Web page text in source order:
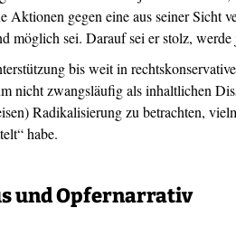
gegen eine aus seiner Sicht
möglich sei. Darauf sei er stolz,
bis weit in
nicht zwangsläufig als inhaltlichen
Radikalisierung zu betrachten,
habe.
und Opfernarrativ